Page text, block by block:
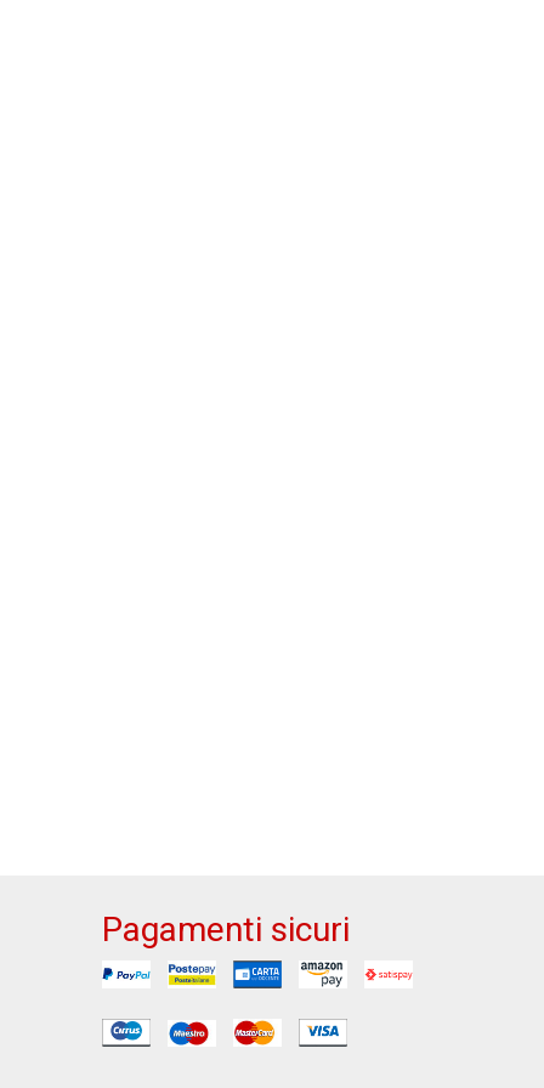
Pagamenti sicuri